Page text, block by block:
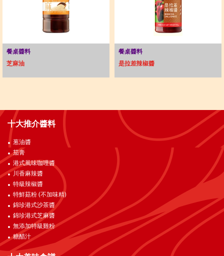
餐桌醬料
芝麻油
餐桌醬料
是拉差辣椒醬
十大推介醬料
葱油醬
茄膏
港式風味咖哩醬
川香麻辣醬
特級辣椒醬
特鮮菇粉 (不加味精)
錦珍港式沙茶醬
錦珍港式芝麻醬
無添加特級雞粉
糖醋汁